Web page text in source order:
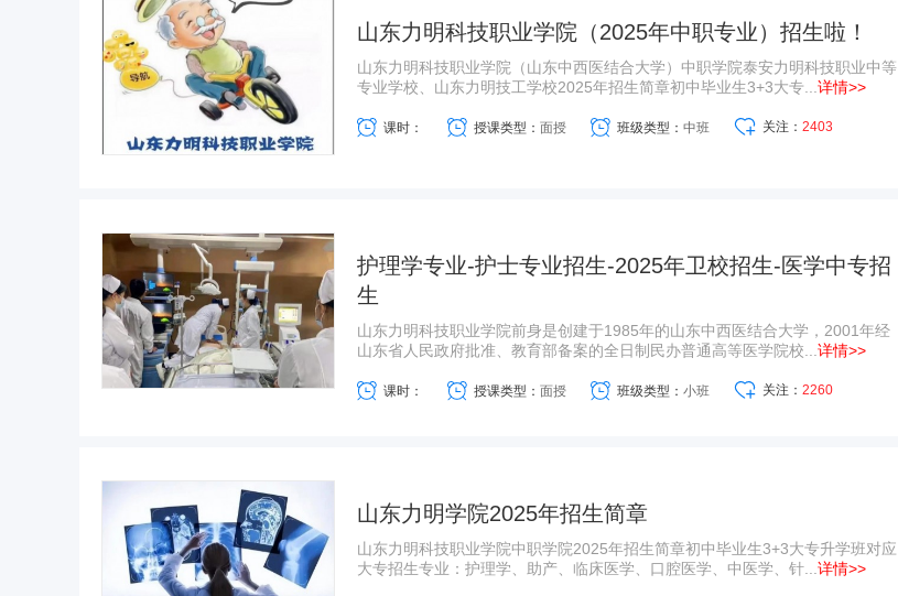
山东力明科技职业学院（2025年中职专业）招生啦！
山东力明科技职业学院（山东中西医结合大学）中职学院泰安力明科技职业中等
专业学校、山东力明技工学校2025年招生简章初中毕业生3+3大专... 详情>>
课时： 授课类型： 面授 班级类型： 中班 关注： 2403
护理学专业-护士专业招生-2025年卫校招生-医学中专招
生
山东力明科技职业学院前身是创建于1985年的山东中西医结合大学，2001年经
山东省人民政府批准、教育部备案的全日制民办普通高等医学院校... 详情>>
课时： 授课类型： 面授 班级类型： 小班 关注： 2260
山东力明学院2025年招生简章
山东力明科技职业学院中职学院2025年招生简章初中毕业生3+3大专升学班对应
大专招生专业：护理学、助产、临床医学、口腔医学、中医学、针... 详情>>